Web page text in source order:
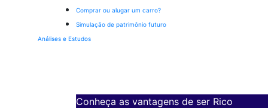
Comprar ou alugar um carro?
Simulação de patrimônio futuro
Análises e Estudos
Conheça as vantagens de ser Rico